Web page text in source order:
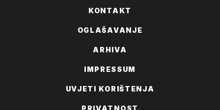
KONTAKT
OGLAŠAVANJE
ARHIVA
IMPRESSUM
UVJETI KORIŠTENJA
PRIVATNOST